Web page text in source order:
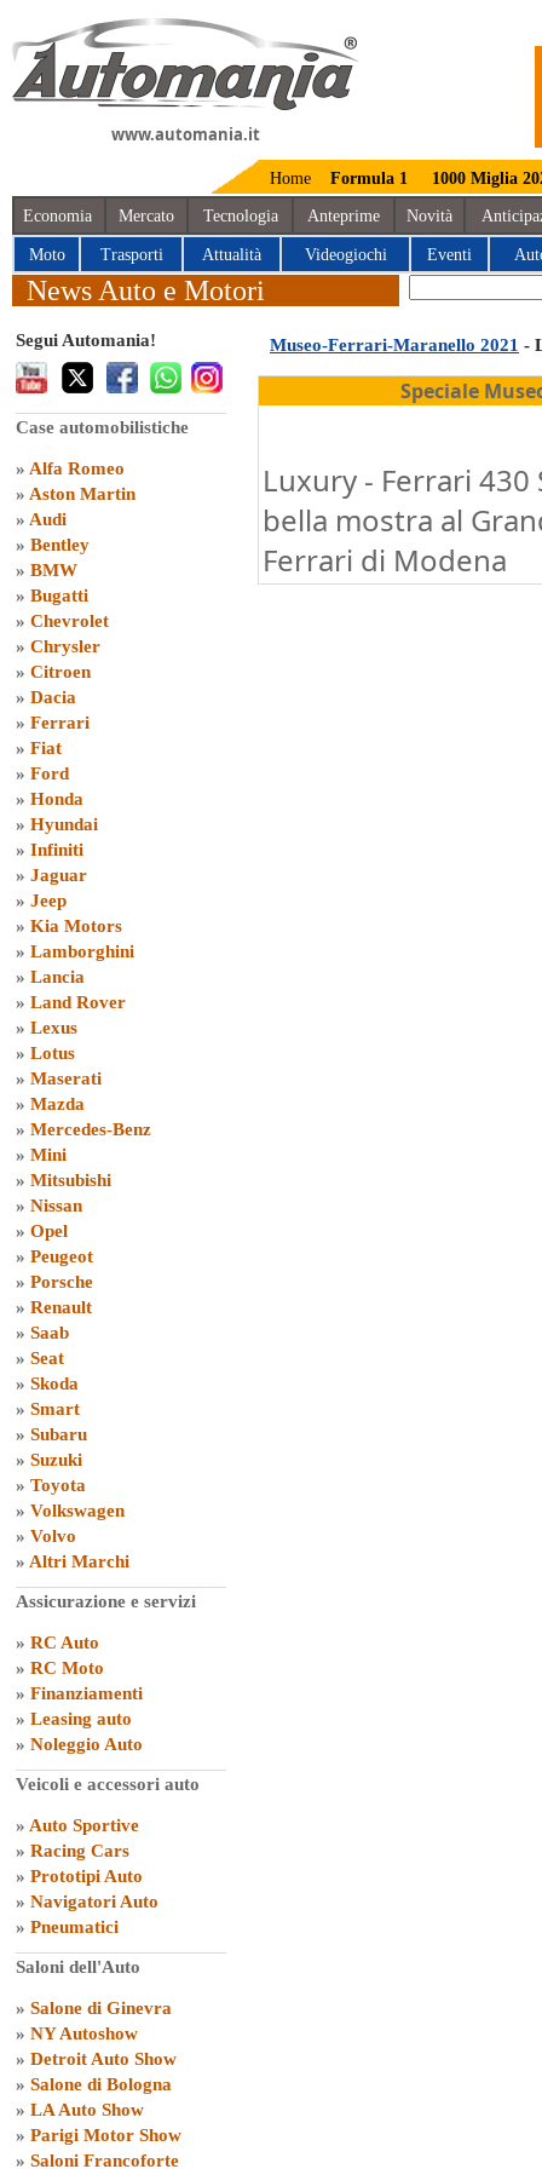
www.automania.it
Home Formula 1 1000 Miglia
Economia Mercato Tecnologia Anteprime Novità
Moto Trasporti Attualità Videogiochi Eventi
News Auto e Motori
Segui Automania!
Case automobilistiche
» Alfa Romeo
» Aston Martin
» Audi
» Bentley
» BMW
» Bugatti
» Chevrolet
» Chrysler
» Citroen
» Dacia
» Ferrari
» Fiat
» Ford
» Honda
» Hyundai
» Infiniti
» Jaguar
» Jeep
» Kia Motors
» Lamborghini
» Lancia
» Land Rover
» Lexus
» Lotus
» Maserati
» Mazda
» Mercedes-Benz
» Mini
» Mitsubishi
» Nissan
» Opel
» Peugeot
» Porsche
» Renault
» Saab
» Seat
» Skoda
» Smart
» Subaru
» Suzuki
» Toyota
» Volkswagen
» Volvo
» Altri Marchi
Assicurazione e servizi
» RC Auto
» RC Moto
» Finanziamenti
» Leasing auto
» Noleggio Auto
Veicoli e accessori auto
» Auto Sportive
» Racing Cars
» Prototipi Auto
» Navigatori Auto
» Pneumatici
Saloni dell'Auto
» Salone di Ginevra
» NY Autoshow
» Detroit Auto Show
» Salone di Bologna
» LA Auto Show
» Parigi Motor Show
» Saloni Francoforte
Museo-Ferrari-Maranello 2021 -
Speciale
Luxury - Ferrari
bella mostra al
Ferrari di Modena